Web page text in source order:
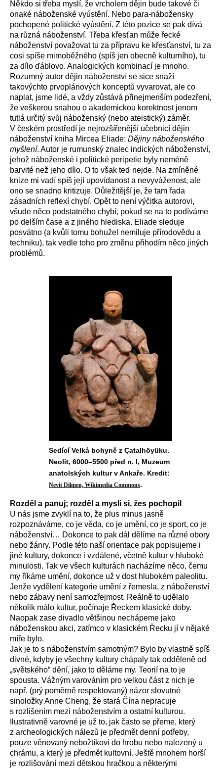
Někdo si třeba myslí, že vrcholem dějin bude takové či
onaké náboženské vyústění. Nebo para-nábožensky
pochopené politické vyústění. Z této pozice se pak dívá
na různá náboženství. Třeba křesťan může řecké
náboženství považovat tu za přípravu ke křesťanství, tu za
cosi spíše mimoběžného (spíš jen obecně kulturního), tu
za dílo ďáblovo. Analogických kombinací je mnoho.
Rozumný autor dějin náboženství se sice snaží
takovýchto prvoplánových konceptů vyvarovat, ale co
naplat, jsme lidé, a vždy zůstává přinejmenším podezření,
že veškerou snahou o akademickou korektnost jenom
tutlá určitý svůj náboženský (nebo ateistický) záměr.
V českém prostředí je nejrozšířenější učebnicí dějin
náboženství kniha Mircea Eliade: Dějiny náboženského
myšlení. Autor je rumunský znalec indických náboženství,
jehož náboženské i politické peripetie byly neméně
barvité než jeho dílo. O to však teď nejde. Na zmíněné
knize mi vadí spíš její upovídanost a nevyváženost, ale
ono se snadno kritizuje. Důležitější je, že tam řada
zásadních reflexí chybí. Opět to není výčitka autorovi,
všude něco podstatného chybí, pokud se na to podíváme
po delším čase a z jiného hlediska. Eliade sleduje
posvátno (a kvůli tomu bohužel nemiluje přírodovědu a
techniku), tak vedle toho pro změnu přihodím něco jiných
problémů.
Sedící Velká bohyně z Çatalhöyüku.
Neolit, 6000–5500 před n. l, Muzeum
anatolských kultur v Ankaře. Kredit:
Nevit Dilmen, Wikimedia Commons.
Rozděl a panuj; rozděl a mysli si, žes pochopil
U nás jsme zvyklí na to, že plus minus jasně
rozpoznáváme, co je věda, co je umění, co je sport, co je
náboženství… Dokonce to pak dál dělíme na různé obory
nebo žánry. Podle této naší orientace pak popisujeme i
jiné kultury, dokonce i vzdálené, včetně kultur v hluboké
minulosti. Tak ve všech kulturách nacházíme něco, čemu
my říkáme umění, dokonce už v dost hlubokém paleolitu.
Jenže vydělení kategorie umění z řemesla, z náboženství
nebo zábavy není samozřejmost. Reálně to udělalo
několik málo kultur, počínaje Řeckem klasické doby.
Naopak zase divadlo většinou nechápeme jako
náboženskou akci, zatímco v klasickém Řecku jí v nějaké
míře bylo.
Jak je to s náboženstvím samotným? Bylo by vlastně spíš
divné, kdyby je všechny kultury chápaly tak odděleně od
„světského“ dění, jako to děláme my. Teorií na to je
spousta. Vážným varováním pro velkou část z nich je
např. (prý poměrně respektovaný) názor slovutné
sinoložky Anne Cheng, že stará Čína nepracuje
s rozlišením mezi náboženstvím a ostatní kulturou.
Ilustrativně varovné je už to, jak často se přeme, který
z archeologických nálezů je předmět denní potřeby,
pouze věnovaný nebožtíkovi do hrobu nebo nalezený u
chrámu, a který je předmět kultovní. Ještě mnohem horší
je rozlišování mezi dětskou hračkou a některými